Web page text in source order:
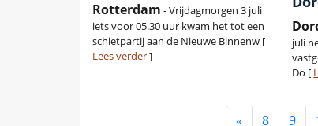
Rotterdam - Vrijdagmorgen 3 juli
iets voor 05.30 uur kwam het tot een
schietpartij aan de Nieuwe Binnenw [
Lees verder]
juli
Do [
« 8 9